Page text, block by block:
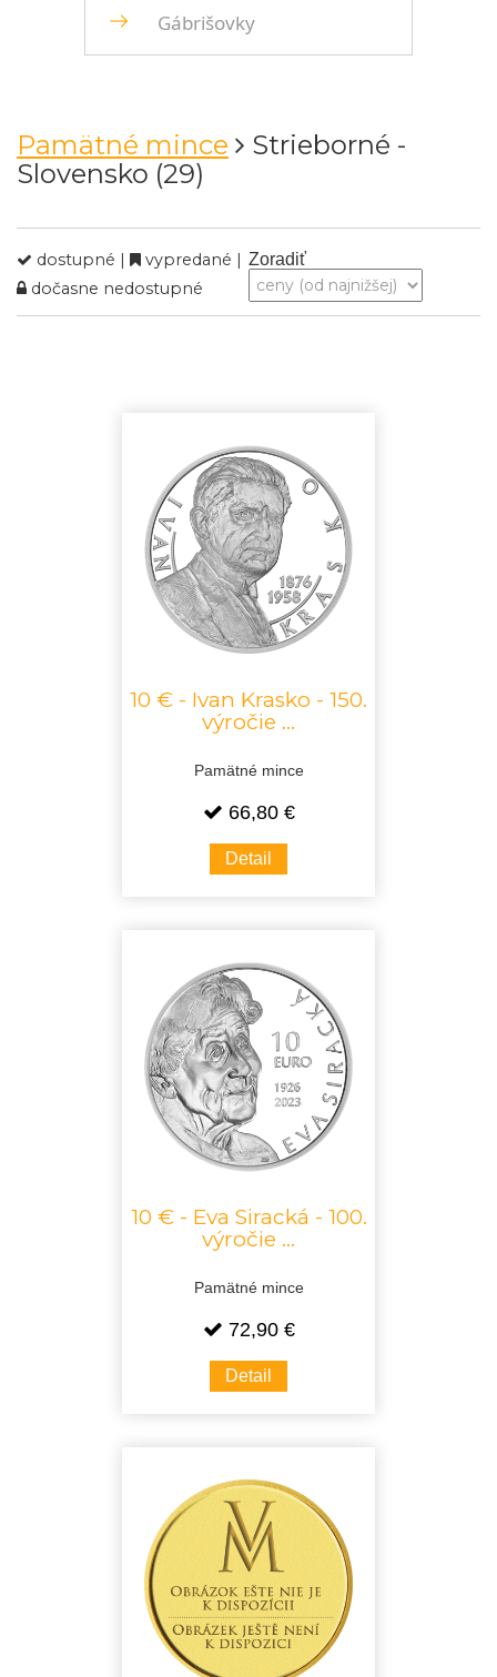
Gábrišovky
Pamätné mince
Strieborné -
Slovensko (29)
dostupné |
vypredané |
dočasne nedostupné
Zoradiť
10 € - Ivan Krasko - 150.
výročie ...
Pamätné mince
66,80 €
Detail
10 € - Eva Siracká - 100.
výročie ...
Pamätné mince
72,90 €
Detail